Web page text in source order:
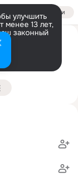
Войти
улучшить
менее 13 лет,
законный